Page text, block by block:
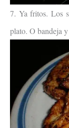
7. Ya fritos. Los
plato. O bandeja